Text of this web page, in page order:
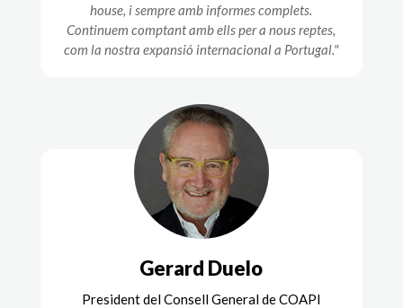
house, i sempre amb informes complets.
Continuem comptant amb ells per a nous reptes,
com la nostra expansió internacional a Portugal."
Gerard Duelo
President del Consell General de COAPI